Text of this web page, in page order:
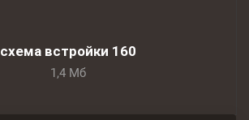
схема встройки 160
1,4 Мб